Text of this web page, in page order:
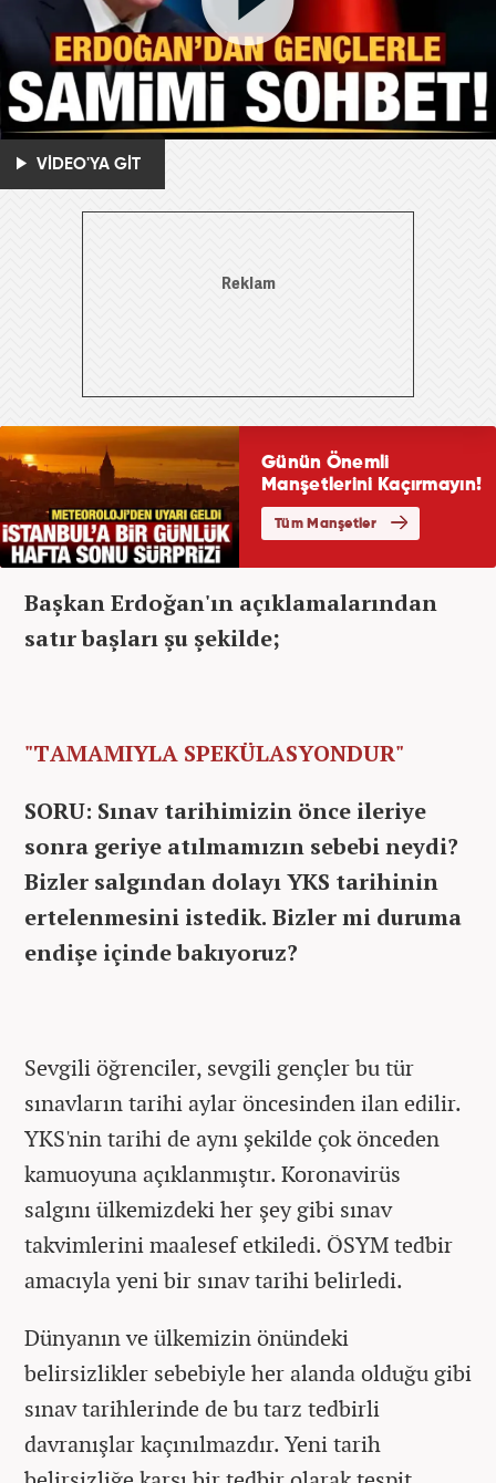
VİDEO'YA GİT
Başkan Erdoğan'ın açıklamalarından
satır başları şu şekilde;
"TAMAMIYLA SPEKÜLASYONDUR"
SORU: Sınav tarihimizin önce ileriye
sonra geriye atılmamızın sebebi neydi?
Bizler salgından dolayı YKS tarihinin
ertelenmesini istedik. Bizler mi duruma
endişe içinde bakıyoruz?
Sevgili öğrenciler, sevgili gençler bu tür
sınavların tarihi aylar öncesinden ilan edilir.
YKS'nin tarihi de aynı şekilde çok önceden
kamuoyuna açıklanmıştır. Koronavirüs
salgını ülkemizdeki her şey gibi sınav
takvimlerini maalesef etkiledi. ÖSYM tedbir
amacıyla yeni bir sınav tarihi belirledi.
Dünyanın ve ülkemizin önündeki
belirsizlikler sebebiyle her alanda olduğu gibi
sınav tarihlerinde de bu tarz tedbirli
davranışlar kaçınılmazdır. Yeni tarih